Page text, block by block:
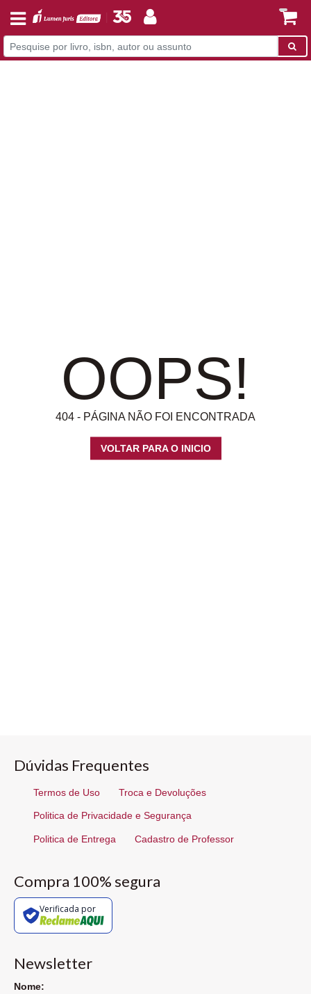
OOPS!
404 - PÁGINA NÃO FOI ENCONTRADA
VOLTAR PARA O INICIO
Dúvidas Frequentes
Termos de Uso Troca e Devoluções
Politica de Privacidade e Segurança
Politica de Entrega Cadastro de Professor
Compra 100% segura
Verificada por
Newsletter
Nome: